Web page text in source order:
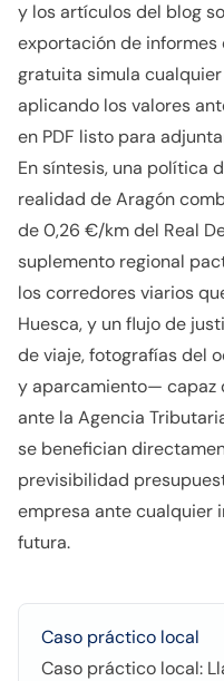
y los artículos del blog
exportación de informes
gratuita simula
aplicando los valores
en PDF listo para
En síntesis, una política
realidad de Aragón
de 0,26 €/km del Real
suplemento regional
los corredores viarios
Huesca, y un flujo de
de viaje, fotografías del
y aparcamiento— capaz
ante la Agencia
se benefician
previsibilidad
empresa ante cualquier
futura.
Caso práctico local
Caso práctico local: